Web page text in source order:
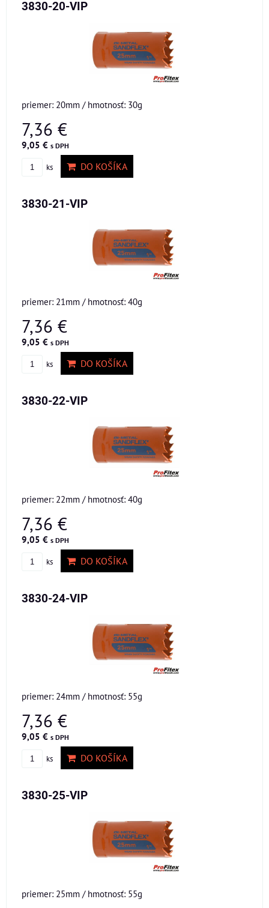
3830-20-VIP
priemer: 20mm / hmotnosť: 30g
7,36 €
9,05 € s DPH
ks DO KOŠÍKA
3830-21-VIP
priemer: 21mm / hmotnosť: 40g
7,36 €
9,05 € s DPH
ks DO KOŠÍKA
3830-22-VIP
priemer: 22mm / hmotnosť: 40g
7,36 €
9,05 € s DPH
ks DO KOŠÍKA
3830-24-VIP
priemer: 24mm / hmotnosť: 55g
7,36 €
9,05 € s DPH
ks DO KOŠÍKA
3830-25-VIP
priemer: 25mm / hmotnosť: 55g